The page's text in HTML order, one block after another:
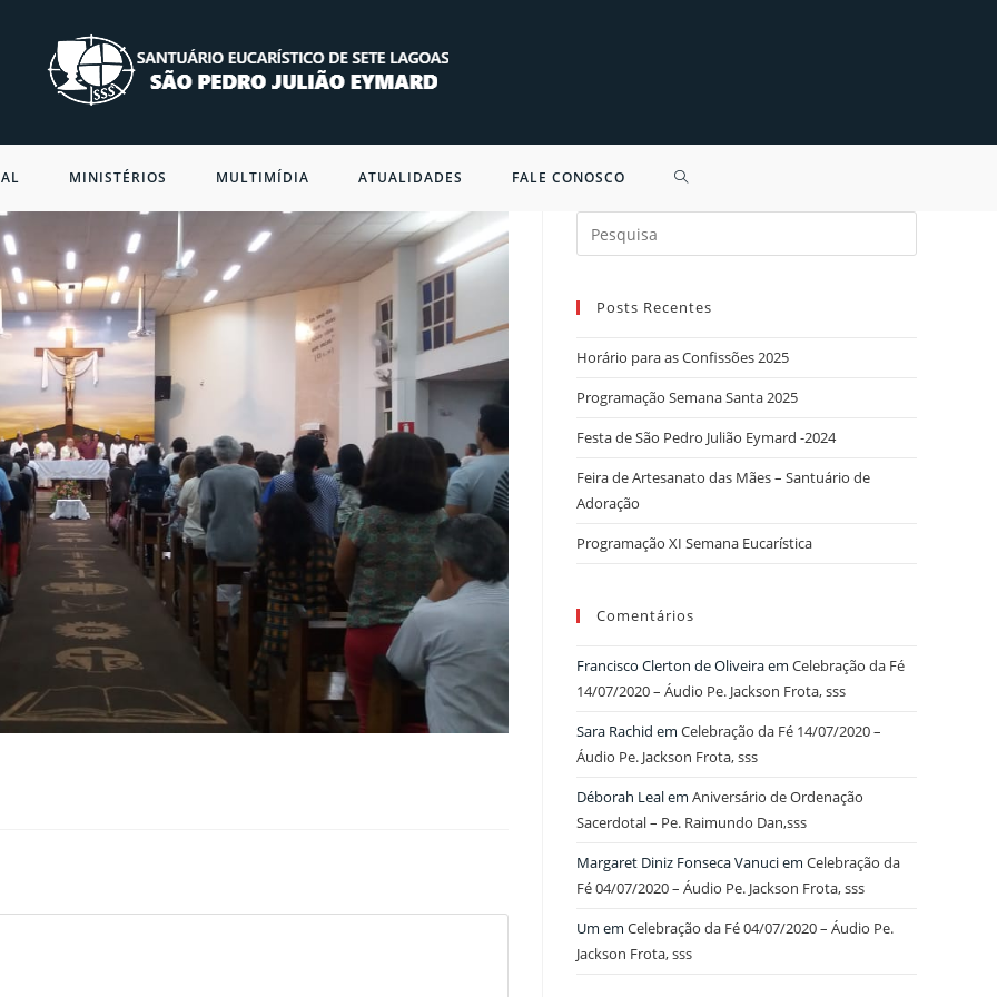
MINISTÉRIOS MULTIMÍDIA ATUALIDADES FALE CONOSCO
Search
for:
Posts Recentes
Horário para as Confissões 2025
Programação Semana Santa 2025
Festa de São Pedro Julião Eymard -2024
Feira de Artesanato das Mães – Santuário de
Adoração
Programação XI Semana Eucarística
Comentários
Francisco Clerton de Oliveiraem Celebração da Fé
14/07/2020 – Áudio Pe. Jackson Frota, sss
Sara Rachid em Celebração da Fé 14/07/2020 –
Áudio Pe. Jackson Frota, sss
Déborah Lealem Aniversário de Ordenação
Sacerdotal – Pe. Raimundo Dan,sss
Margaret Diniz Fonseca Vanuciem Celebração da
Fé 04/07/2020 – Áudio Pe. Jackson Frota, sss
Um em Celebração da Fé 04/07/2020 – Áudio Pe.
Jackson Frota, sss